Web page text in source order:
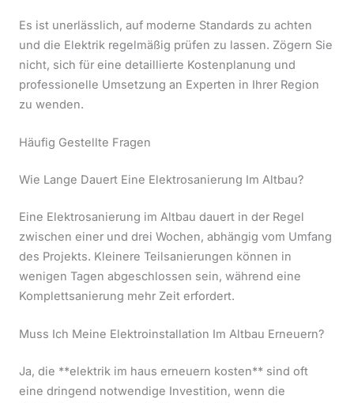
Es ist unerlässlich, auf moderne Standards zu achten
und die Elektrik regelmäßig prüfen zu lassen. Zögern Sie
nicht, sich für eine detaillierte Kostenplanung und
professionelle Umsetzung an Experten in Ihrer Region
zu wenden.
Häufig Gestellte Fragen
Wie Lange Dauert Eine Elektrosanierung Im Altbau?
Eine Elektrosanierung im Altbau dauert in der Regel
zwischen einer und drei Wochen, abhängig vom Umfang
des Projekts. Kleinere Teilsanierungen können in
wenigen Tagen abgeschlossen sein, während eine
Komplettsanierung mehr Zeit erfordert.
Muss Ich Meine Elektroinstallation Im Altbau Erneuern?
Ja, die **elektrik im haus erneuern kosten** sind oft
eine dringend notwendige Investition, wenn die